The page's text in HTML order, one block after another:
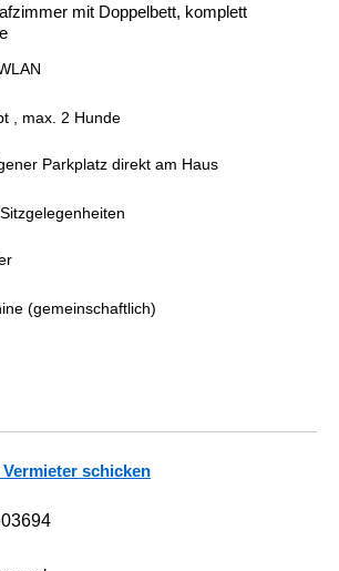
mit Doppelbett, komplett
, max. 2 Hunde
Parkplatz direkt am Haus
(gemeinschaftlich)
Vermieter schicken